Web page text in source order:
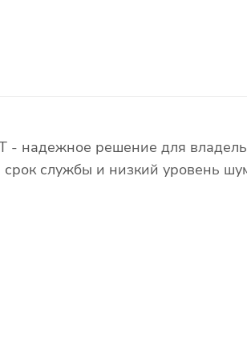
- надежное решение для
службы и низкий уровень